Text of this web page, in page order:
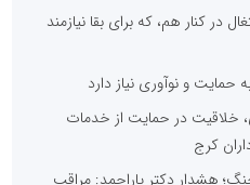
کنار هم، که برای بقا نیازمند
حمایت و نوآوری نیاز دارد
خلاقیت در حمایت از خدمات
کرج
هشدار دکتر یاراحمد: مراقب